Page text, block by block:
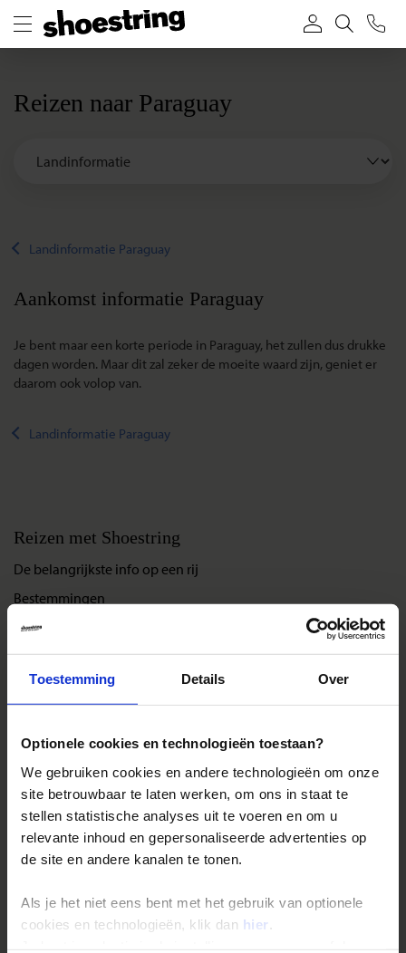
Toestemming Details Over
Optionele cookies en technologieën toestaan?
We gebruiken cookies en andere technologieën om onze
site betrouwbaar te laten werken, om ons in staat te
stellen statistische analyses uit te voeren en om u
relevante inhoud en gepersonaliseerde advertenties op
de site en andere kanalen te tonen.
Als je het niet eens bent met het gebruik van optionele
cookies en technologieën, klik dan hier
Reizen naar Paraguay
Landinformatie Paraguay
Aankomst informatie Paraguay
Je bent maar een korte periode in Paraguay, het zullen dus drukke
dagen worden. Maar dit zal zeker de moeite waard zijn, geniet er
daarom ook volop van.
Landinformatie Paraguay
Reizen met Shoestring
De belangrijkste info op een rij
Bestemmingen
Duurzaam reizen
Reis- en annuleringsvoorwaarden
Veelgestelde vragen
Reisthema's
Groepsreizen
Single reizen
Festivalreizen
Nieuwe reizen